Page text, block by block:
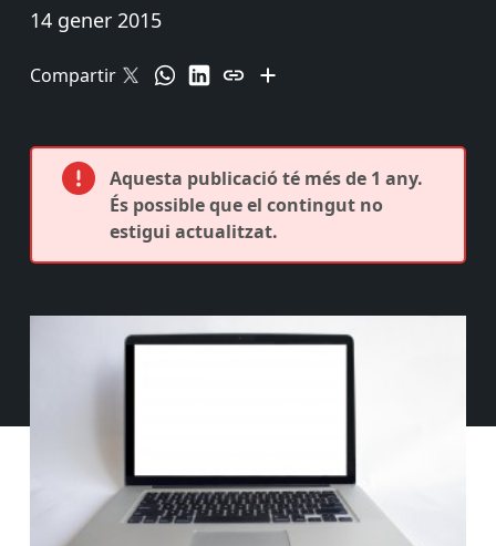
14 gener 2015
Compartir
Aquesta publicació té més de 1 any.
És possible que el contingut no
estigui actualitzat.